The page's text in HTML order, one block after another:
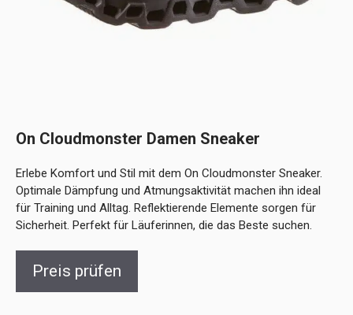
On Cloudmonster Damen Sneaker
Erlebe Komfort und Stil mit dem On Cloudmonster Sneaker.
Optimale Dämpfung und Atmungsaktivität machen ihn ideal
für Training und Alltag. Reflektierende Elemente sorgen für
Sicherheit. Perfekt für Läuferinnen, die das Beste suchen.
Preis prüfen